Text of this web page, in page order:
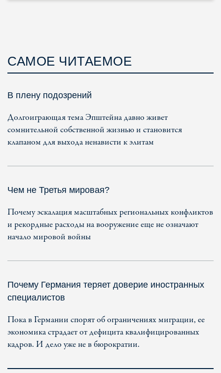
САМОЕ ЧИТАЕМОЕ
В плену подозрений
Долгоиграющая тема Эпштейна давно живет
сомнительной собственной жизнью и становится
клапаном для выхода ненависти к элитам
Чем не Третья мировая?
Почему эскалация масштабных региональных конфликтов
и рекордные расходы на вооружение еще не означают
начало мировой войны
Почему Германия теряет доверие иностранных
специалистов
Пока в Германии спорят об ограничениях миграции, ее
экономика страдает от дефицита квалифицированных
кадров. И дело уже не в бюрократии.